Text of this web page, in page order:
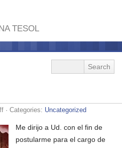
TESOL
on
Villagra
· Categories: Uncategorized
Me dirijo a Ud. con el fin de
postularme para el cargo de